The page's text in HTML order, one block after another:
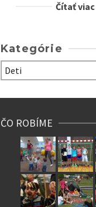
Čítať viac
Kategórie
Kategórie
ČO ROBÍME